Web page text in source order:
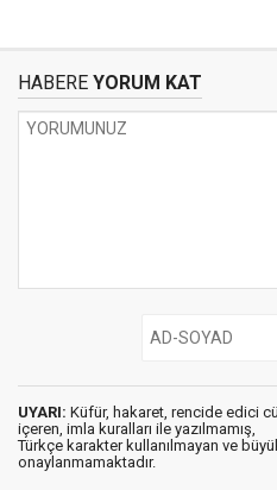
HABERE YORUM KAT
UYARI: Küfür, hakaret, rencide edici
içeren, imla kuralları ile yazılmamış,
Türkçe karakter kullanılmayan ve
onaylanmamaktadır.